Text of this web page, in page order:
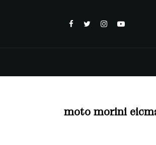
moto morini